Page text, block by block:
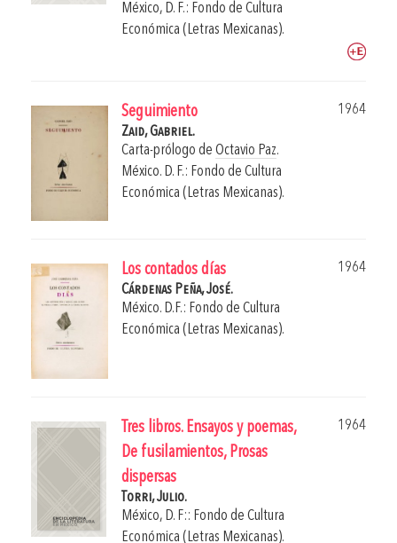
México, D. F.: Fondo de Cultura
Económica (Letras Mexicanas).
Seguimiento
1964
Zaid, Gabriel.
Carta-prólogo de Octavio Paz.
México. D. F.: Fondo de Cultura
Económica (Letras Mexicanas).
Los contados días
1964
Cárdenas Peña, José.
México. D.F.: Fondo de Cultura
Económica (Letras Mexicanas).
Tres libros. Ensayos y poemas,
De fusilamientos, Prosas
dispersas
1964
Torri, Julio.
México, D. F:: Fondo de Cultura
Económica (Letras Mexicanas).